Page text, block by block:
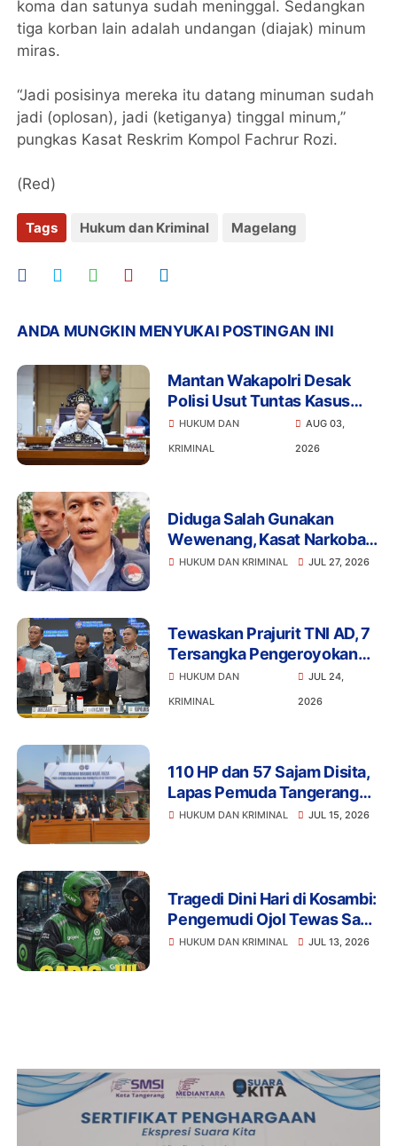
koma dan satunya sudah meninggal. Sedangkan
tiga korban lain adalah undangan (diajak) minum
miras.
“Jadi posisinya mereka itu datang minuman sudah
jadi (oplosan), jadi (ketiganya) tinggal minum,”
pungkas Kasat Reskrim Kompol Fachrur Rozi.
(Red)
Tags Hukum dan Kriminal Magelang
ANDA MUNGKIN MENYUKAI POSTINGAN INI
Mantan Wakapolri Desak
Polisi Usut Tuntas Kasus
Bigmo Ajak Anak di Bawah
Umur Promosikan Vape
HUKUM DAN
KRIMINAL
AUG 03,
2026
Diduga Salah Gunakan
Wewenang, Kasat Narkoba
Polres Tangsel dan 6
HUKUM DAN KRIMINAL JUL 27, 2026
Tewaskan Prajurit TNI AD, 7
Tersangka Pengeroyokan
Terancam Penjara Seumur
Hidup
HUKUM DAN
KRIMINAL
JUL 24,
2026
110 HP dan 57 Sajam Disita,
Lapas Pemuda Tangerang
Perketat Pengawasan
HUKUM DAN KRIMINAL JUL 15, 2026
Tragedi Dini Hari di Kosambi:
Pengemudi Ojol Tewas Saat
Istirahat, Motor dan HP Raib
HUKUM DAN KRIMINAL JUL 13, 2026